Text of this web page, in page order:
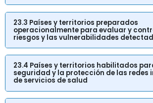
23.3 Países y territorios preparados
operacionalmente para evaluar y
riesgos y las vulnerabilidades
23.4 Países y territorios habilitados
seguridad y la protección de las redes
de servicios de salud